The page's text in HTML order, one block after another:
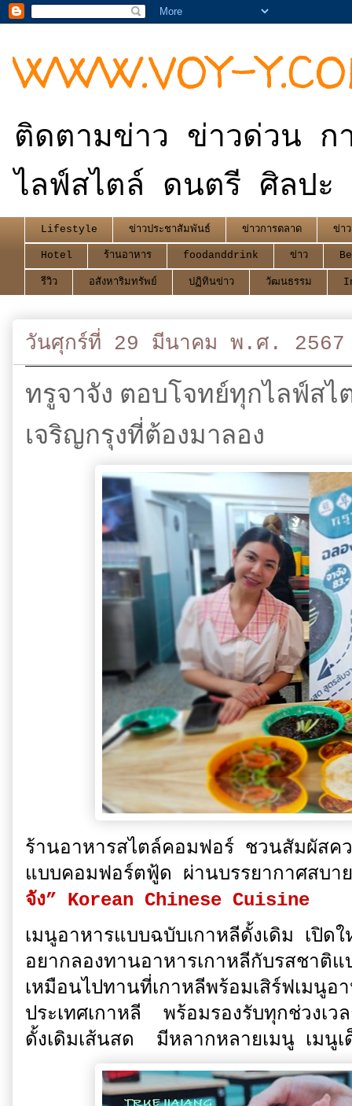
WWW.VOY-
ติดตามข่าว ข่าวด่วน ก
ไลฟ์สไตล์ ดนตรี ศิลปะ
Lifestyle ข่าวประชาสัมพันธ์ ข่าวการตลาด ข่า
Hotel ร้านอาหาร foodanddrink ข่าว
รีวิว อสังหาริมทรัพย์ ปฏิทินข่าว วัฒนธรรม
วันศุกร์ที่ 29 มีนาคม พ.ศ. 2567
ทรูจาจัง ตอบโจทย์ทุกไลฟ์สไ
เจริญกรุงที่ต้องมาลอง
ร้านอาหารสไตล์คอมฟอร์ ชวนสัมผัสค
แบบคอมฟอร์ตฟู้ด ผ่านบรรยากาศสบ
จัง” Korean Chinese Cuisine
เมนูอาหารแบบฉบับเกาหลีดั้งเดิม เปิ
อยากลองทานอาหารเกาหลีกับรสชาติ
เหมือนไปทานที่เกาหลีพร้อมเสิร์ฟเมนู
ประเทศเกาหลี พร้อมรองรับทุกช่วงเว
ดั้งเดิมเส้นสด มีหลากหลายเมนู เมนู